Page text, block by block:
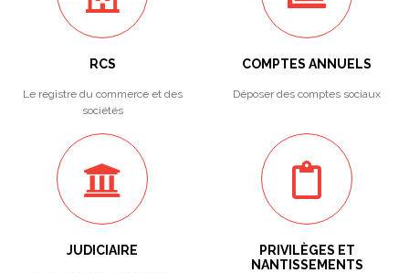
RCS
Le registre du commerce et des
sociétés
COMPTES ANNUELS
Déposer des comptes sociaux
JUDICIAIRE
PRIVILÈGES ET
NANTISSEMENTS